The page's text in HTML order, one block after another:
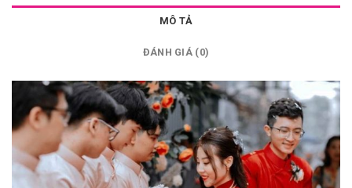
MÔ TẢ
ĐÁNH GIÁ (0)